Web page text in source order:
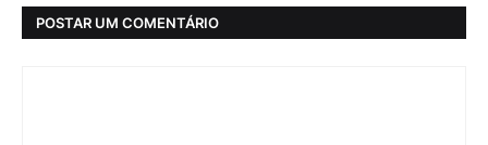
POSTAR UM COMENTÁRIO